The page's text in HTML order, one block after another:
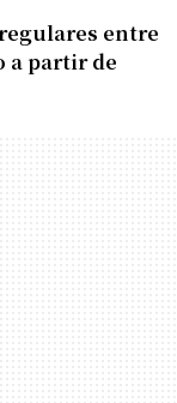
entre
a partir de